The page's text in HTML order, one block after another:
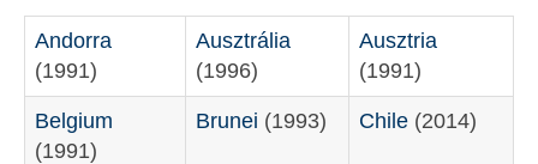
Português(Portugál)
Slovenčina(Szlovák
Slovenščina(Szlovén)
Andorra
(1991)
Ausztrália
(1996)
Ausztria
(1991)
Belgium
(1991)
Brunei (1993) Chile (2014)